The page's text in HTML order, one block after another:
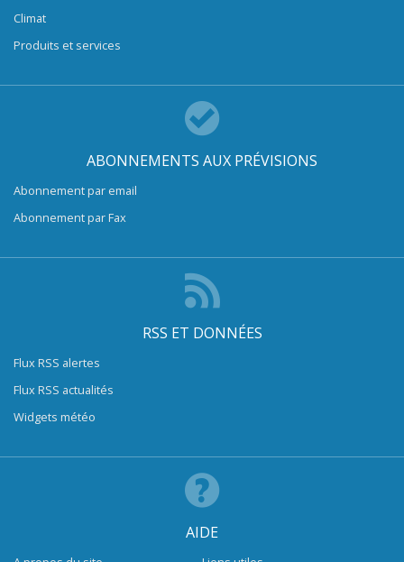
Climat
Produits et services
ABONNEMENTS AUX PRÉVISIONS
Abonnement par email
Abonnement par Fax
RSS ET DONNÉES
Flux RSS alertes
Flux RSS actualités
Widgets météo
AIDE